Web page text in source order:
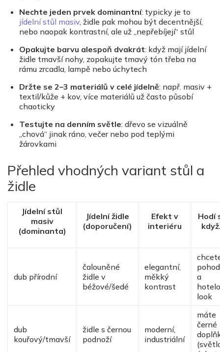
Nechte jeden prvek dominantní: typicky je to
jídelní stůl masiv, židle pak mohou být decentnější,
nebo naopak kontrastní, ale už „nepřebíjejí“ stůl
Opakujte barvu alespoň dvakrát: když mají jídelní
židle tmavší nohy, zopakujte tmavý tón třeba na
rámu zrcadla, lampě nebo úchytech
Držte se 2–3 materiálů v celé jídelně: např. masiv +
textil/kůže + kov, více materiálů už často působí
chaoticky
Testujte na denním světle: dřevo se vizuálně
„chová“ jinak ráno, večer nebo pod teplými
žárovkami
Přehled vhodných variant stůl a
židle
Jídelní stůl
masiv
(dominanta)
Jídelní židle
(doporučení)
Efekt v
interiéru
Hodí
dub přírodní
čalouněné
židle v
béžové/šedé
elegantní,
měkký
kontrast
a
look
dub
kouřový/tmavší
židle s černou
podnoží
moderní,
industriální
máte
černé